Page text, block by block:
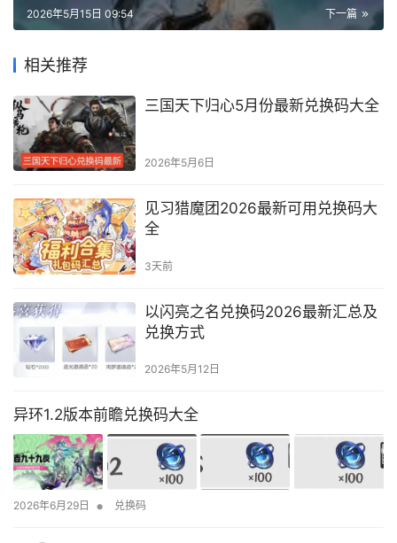
下一篇
2026年5月15日 09:54
相关推荐
三国天下归心5月份最新兑换码大全
2026年5月6日
见习猎魔团2026最新可用兑换码大
全
3天前
以闪亮之名兑换码2026最新汇总及
兑换方式
2026年5月12日
异环1.2版本前瞻兑换码大全
2026年6月29日 • 兑换码